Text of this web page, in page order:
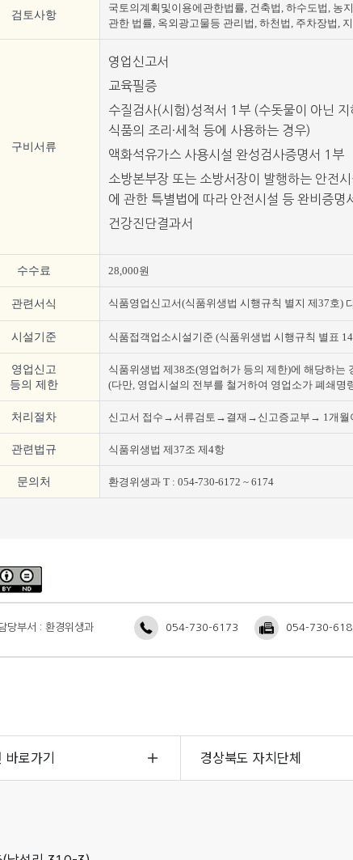
검토사항
국토의계획및이용에관한법률, 건축법, 하수도법, 농
관한 법률, 옥외광고물등 관리법, 하천법, 주차장법,
구비서류
영업신고서
교육필증
수질검사(시험)성적서 1부 (수돗물이 아닌
식품의 조리·세척 등에 사용하는 경우)
액화석유가스 사용시설 완성검사증명서 1부
소방본부장 또는 소방서장이 발행하는 안전
에 관한 특별법에 따라 안전시설 등 완비증명
건강진단결과서
수수료 28,000원
관련서식 식품영업신고서(식품위생법 시행규칙 별지 제37호)
시설기준 식품접객업소시설기준 (식품위생법 시행규칙 별표
영업신고
등의 제한
식품위생법 제38조(영업허가 등의 제한)에 해당하는
(다만, 영업시설의 전부를 철거하여 영업소가 폐쇄명
처리절차 신고서 접수→서류검토→결재→신고증교부→ 1개월
관련법규 식품위생법 제37조 제4항
문의처 환경위생과 T : 054-730-6172 ~ 6174
당부서 : 환경위생과 054-730-6173 054-730-
바로가기 경상북도 자치단체